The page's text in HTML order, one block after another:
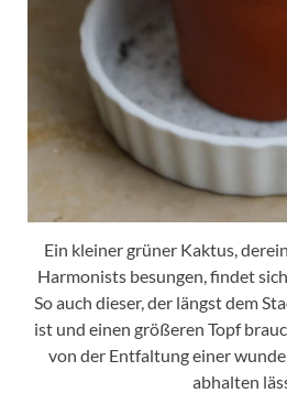
Ein kleiner grüner Kaktus,
Harmonists besungen, findet
So auch dieser, der längst dem
ist und einen größeren Topf
von der Entfaltung einer
abhalten